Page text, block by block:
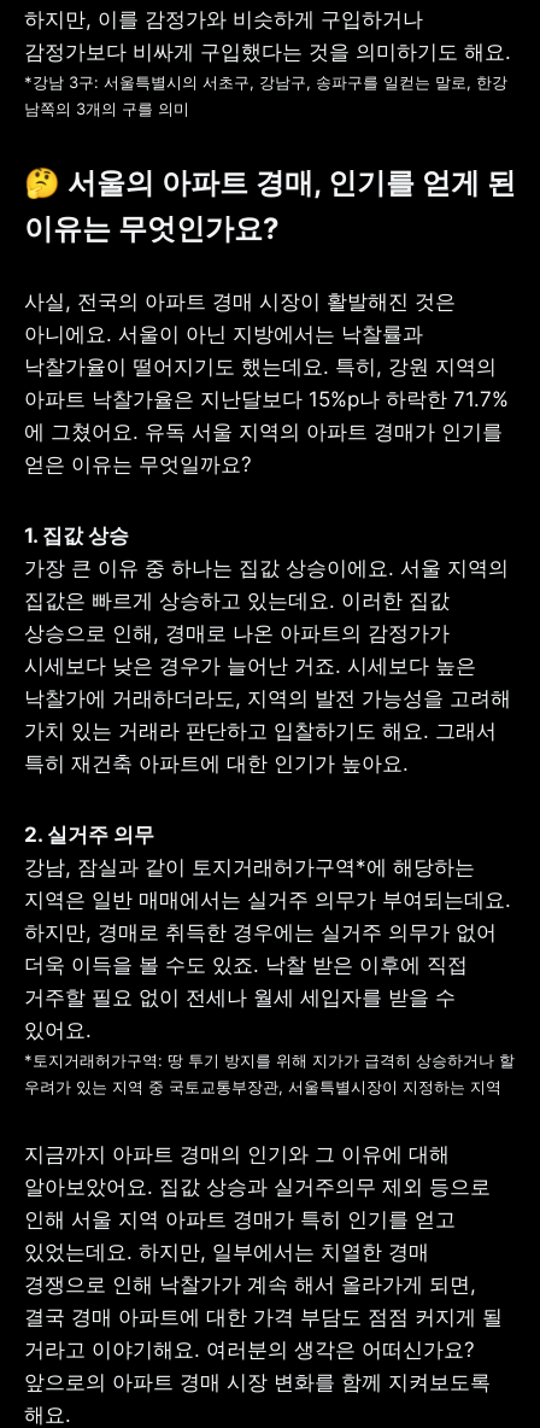
하지만, 이를 감정가와 비슷하게 구입하거나
*강남 3구: 서울특별시의 서초구, 강남구, 송파구를 일컫는 말로, 한강
남쪽의 3개의 구를 의미
🤔 서울의 아파트 경매, 인기를 얻게 된
이유는 무엇인가요?
사실, 전국의 아파트 경매 시장이 활발해진 것은
아니에요. 서울이 아닌 지방에서는 낙찰률과
낙찰가율이 떨어지기도 했는데요. 특히, 강원 지역의
아파트 낙찰가율은 지난달보다 15%p나 하락한 71.7%
에 그쳤어요. 유독 서울 지역의 아파트 경매가 인기를
얻은 이유는 무엇일까요?
가장 큰 이유 중 하나는 집값 상승이에요. 서울 지역의
집값은 빠르게 상승하고 있는데요. 이러한 집값
상승으로 인해, 경매로 나온 아파트의 감정가가
시세보다 낮은 경우가 늘어난 거죠. 시세보다 높은
낙찰가에 거래하더라도, 지역의 발전 가능성을 고려해
가치 있는 거래라 판단하고 입찰하기도 해요. 그래서
특히 재건축 아파트에 대한 인기가 높아요.
강남, 잠실과 같이 토지거래허가구역*에 해당하는
지역은 일반 매매에서는 실거주 의무가 부여되는데요.
하지만, 경매로 취득한 경우에는 실거주 의무가 없어
더욱 이득을 볼 수도 있죠. 낙찰 받은 이후에 직접
거주할 필요 없이 전세나 월세 세입자를 받을 수
*토지거래허가구역: 땅 투기 방지를 위해 지가가 급격히 상승하거나 할
우려가 있는 지역 중 국토교통부장관, 서울특별시장이 지정하는 지역
지금까지 아파트 경매의 인기와 그 이유에 대해
알아보았어요. 집값 상승과 실거주의무 제외 등으로
인해 서울 지역 아파트 경매가 특히 인기를 얻고
있었는데요. 하지만, 일부에서는 치열한 경매
경쟁으로 인해 낙찰가가 계속 해서 올라가게 되면,
결국 경매 아파트에 대한 가격 부담도 점점 커지게 될
거라고 이야기해요. 여러분의 생각은 어떠신가요?
앞으로의 아파트 경매 시장 변화를 함께 지켜보도록
해요.